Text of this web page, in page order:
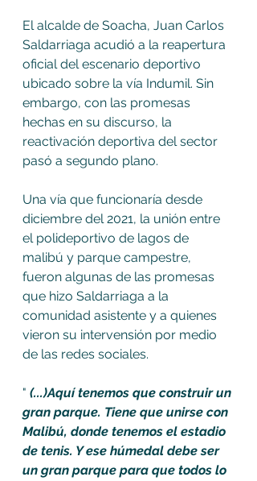
El alcalde de Soacha, Juan Carlos
Saldarriaga acudió a la reapertura
oficial del escenario deportivo
ubicado sobre la vía Indumil. Sin
embargo, con las promesas
hechas en su discurso, la
reactivación deportiva del sector
pasó a segundo plano.
Una vía que funcionaría desde
diciembre del 2021, la unión entre
el polideportivo de lagos de
malibú y parque campestre,
fueron algunas de las promesas
que hizo Saldarriaga a la
comunidad asistente y a quienes
vieron su intervensión por medio
de las redes sociales.
" (...)Aquí tenemos que construir un
gran parque. Tiene que unirse con
Malibú, donde tenemos el estadio
de tenis. Y ese húmedal debe ser
un gran parque para que todos lo